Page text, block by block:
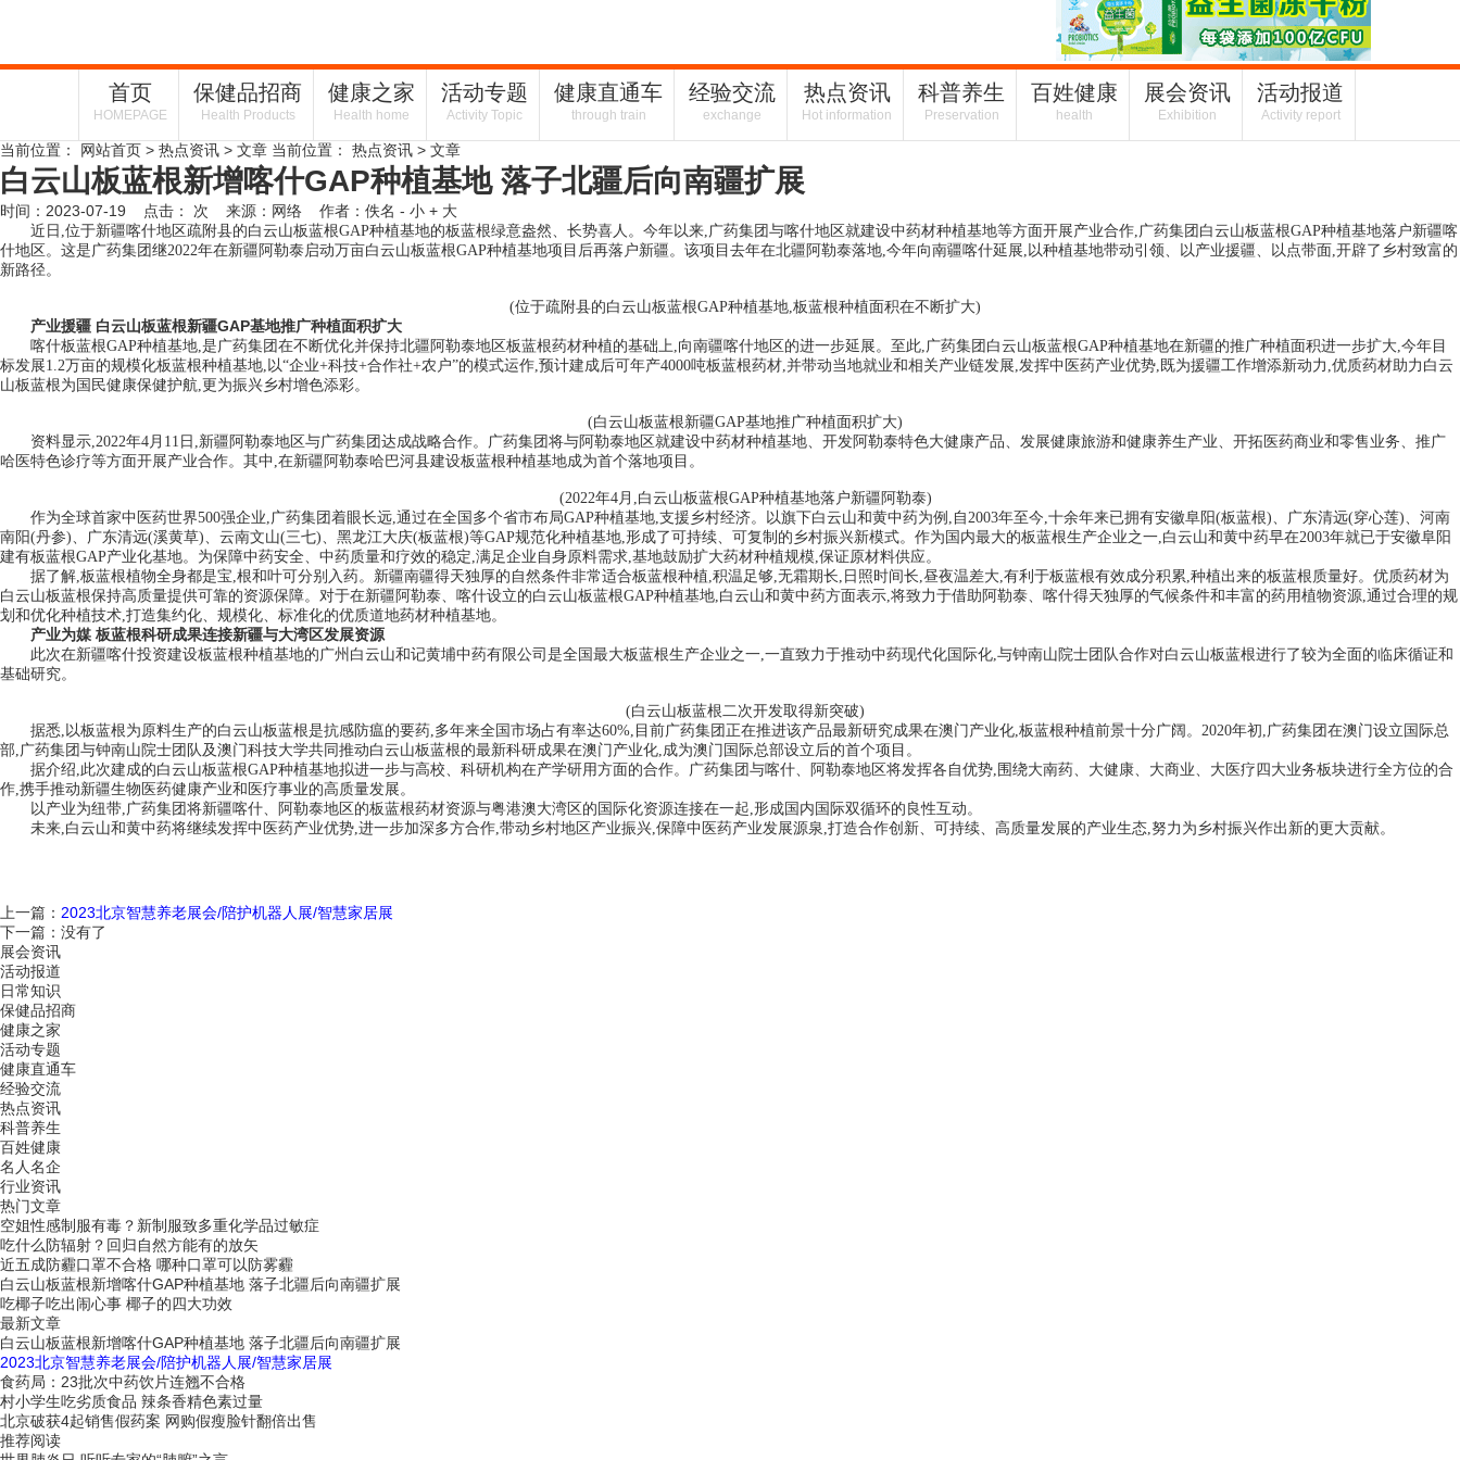
首页
HOMEPAGE
保健品招商
Health Products
健康之家
Health home
活动专题
Activity Topic
健康直通车
through train
经验交流
exchange
热点资讯
Hot information
科普养生
Preservation
百姓健康
health
展会资讯
Exhibition
活动报道
Activity report
当前位置： 网站首页 > 热点资讯 > 文章 当前位置： 热点资讯 > 文章
白云山板蓝根新增喀什GAP种植基地 落子北疆后向南疆扩展
时间：2023-07-19 点击： 次 来源：网络 作者：佚名 - 小 + 大
近日,位于新疆喀什地区疏附县的白云山板蓝根GAP种植基地的板蓝根绿意盎然、长势喜人。今年以来,广药集团与喀什地区就建设中药材种植基地等方面开展产业合作,广药集团白云山板蓝根GAP种植基地落户新疆喀
什地区。这是广药集团继2022年在新疆阿勒泰启动万亩白云山板蓝根GAP种植基地项目后再落户新疆。该项目去年在北疆阿勒泰落地,今年向南疆喀什延展,以种植基地带动引领、以产业援疆、以点带面,开辟了乡村致富的
新路径。
(位于疏附县的白云山板蓝根GAP种植基地,板蓝根种植面积在不断扩大)
产业援疆 白云山板蓝根新疆GAP基地推广种植面积扩大
喀什板蓝根GAP种植基地,是广药集团在不断优化并保持北疆阿勒泰地区板蓝根药材种植的基础上,向南疆喀什地区的进一步延展。至此,广药集团白云山板蓝根GAP种植基地在新疆的推广种植面积进一步扩大,今年目
标发展1.2万亩的规模化板蓝根种植基地,以“企业+科技+合作社+农户”的模式运作,预计建成后可年产4000吨板蓝根药材,并带动当地就业和相关产业链发展,发挥中医药产业优势,既为援疆工作增添新动力,优质药材助力白云
山板蓝根为国民健康保健护航,更为振兴乡村增色添彩。
(白云山板蓝根新疆GAP基地推广种植面积扩大)
资料显示,2022年4月11日,新疆阿勒泰地区与广药集团达成战略合作。广药集团将与阿勒泰地区就建设中药材种植基地、开发阿勒泰特色大健康产品、发展健康旅游和健康养生产业、开拓医药商业和零售业务、推广
哈医特色诊疗等方面开展产业合作。其中,在新疆阿勒泰哈巴河县建设板蓝根种植基地成为首个落地项目。
(2022年4月,白云山板蓝根GAP种植基地落户新疆阿勒泰)
作为全球首家中医药世界500强企业,广药集团着眼长远,通过在全国多个省市布局GAP种植基地,支援乡村经济。以旗下白云山和黄中药为例,自2003年至今,十余年来已拥有安徽阜阳(板蓝根)、广东清远(穿心莲)、河南
南阳(丹参)、广东清远(溪黄草)、云南文山(三七)、黑龙江大庆(板蓝根)等GAP规范化种植基地,形成了可持续、可复制的乡村振兴新模式。作为国内最大的板蓝根生产企业之一,白云山和黄中药早在2003年就已于安徽阜阳
建有板蓝根GAP产业化基地。为保障中药安全、中药质量和疗效的稳定,满足企业自身原料需求,基地鼓励扩大药材种植规模,保证原材料供应。
据了解,板蓝根植物全身都是宝,根和叶可分别入药。新疆南疆得天独厚的自然条件非常适合板蓝根种植,积温足够,无霜期长,日照时间长,昼夜温差大,有利于板蓝根有效成分积累,种植出来的板蓝根质量好。优质药材为
白云山板蓝根保持高质量提供可靠的资源保障。对于在新疆阿勒泰、喀什设立的白云山板蓝根GAP种植基地,白云山和黄中药方面表示,将致力于借助阿勒泰、喀什得天独厚的气候条件和丰富的药用植物资源,通过合理的规
划和优化种植技术,打造集约化、规模化、标准化的优质道地药材种植基地。
产业为媒 板蓝根科研成果连接新疆与大湾区发展资源
此次在新疆喀什投资建设板蓝根种植基地的广州白云山和记黄埔中药有限公司是全国最大板蓝根生产企业之一,一直致力于推动中药现代化国际化,与钟南山院士团队合作对白云山板蓝根进行了较为全面的临床循证和
基础研究。
(白云山板蓝根二次开发取得新突破)
据悉,以板蓝根为原料生产的白云山板蓝根是抗感防瘟的要药,多年来全国市场占有率达60%,目前广药集团正在推进该产品最新研究成果在澳门产业化,板蓝根种植前景十分广阔。2020年初,广药集团在澳门设立国际总
部,广药集团与钟南山院士团队及澳门科技大学共同推动白云山板蓝根的最新科研成果在澳门产业化,成为澳门国际总部设立后的首个项目。
据介绍,此次建成的白云山板蓝根GAP种植基地拟进一步与高校、科研机构在产学研用方面的合作。广药集团与喀什、阿勒泰地区将发挥各自优势,围绕大南药、大健康、大商业、大医疗四大业务板块进行全方位的合
作,携手推动新疆生物医药健康产业和医疗事业的高质量发展。
以产业为纽带,广药集团将新疆喀什、阿勒泰地区的板蓝根药材资源与粤港澳大湾区的国际化资源连接在一起,形成国内国际双循环的良性互动。
未来,白云山和黄中药将继续发挥中医药产业优势,进一步加深多方合作,带动乡村地区产业振兴,保障中医药产业发展源泉,打造合作创新、可持续、高质量发展的产业生态,努力为乡村振兴作出新的更大贡献。
上一篇： 2023北京智慧养老展会/陪护机器人展/智慧家居展
下一篇：没有了
展会资讯
活动报道
日常知识
保健品招商
健康之家
活动专题
健康直通车
经验交流
热点资讯
科普养生
百姓健康
名人名企
行业资讯
热门文章
空姐性感制服有毒？新制服致多重化学品过敏症
吃什么防辐射？回归自然方能有的放矢
近五成防霾口罩不合格 哪种口罩可以防雾霾
白云山板蓝根新增喀什GAP种植基地 落子北疆后向南疆扩展
吃椰子吃出闹心事 椰子的四大功效
最新文章
白云山板蓝根新增喀什GAP种植基地 落子北疆后向南疆扩展
2023北京智慧养老展会/陪护机器人展/智慧家居展
食药局：23批次中药饮片连翘不合格
村小学生吃劣质食品 辣条香精色素过量
北京破获4起销售假药案 网购假瘦脸针翻倍出售
推荐阅读